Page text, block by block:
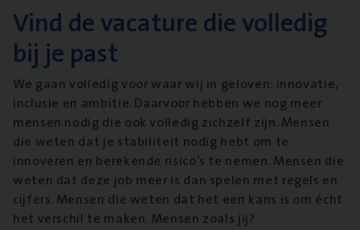
Vind de vacature die volledig
bij je past
We gaan volledig voor waar wij in geloven: innovatie,
inclusie en ambitie. Daarvoor hebben we nog meer
mensen nodig die ook volledig zichzelf zijn. Mensen
die weten dat je stabiliteit nodig hebt om te
innoveren en berekende risico’s te nemen. Mensen die
weten dat deze job meer is dan spelen met regels en
cijfers. Mensen die weten dat het een kans is om écht
het verschil te maken. Mensen zoals jij?